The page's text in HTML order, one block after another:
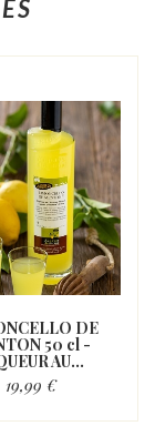
DE
50 cl -
AU...
19,99 €